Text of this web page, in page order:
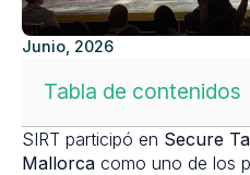
Junio, 2026
Tabla de contenidos
SIRT participó en Secure
Mallorca como uno de los